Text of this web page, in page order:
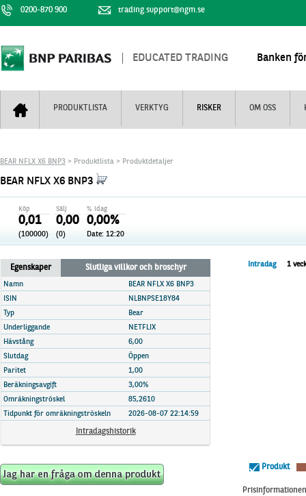
0200-870 900 trading.support@ngm.se
EDUCATED TRADING Banken
PRODUKTLISTA VERKTYG RISKER OM OSS
Mini Futures
Unlimited Turbos
Nya produkter
Stoppade & förfallna produkter
Utsålda produkter
Nyhestbrev+
Realtidskurser
Knock-plocken
Kunskapscentra+
Hur handlar jag
Marknadsöversikt
Finansiell information
BEAR NFLX X6 BNP3 > Produktlista > Produktdetaljer
BEAR NFLX X6 BNP3
Köp
0,01
(100000)
Sälj
0,00
(0)
% idag
0,00%
Date: 12:20
Egenskaper Slutliga villkor och broschyr
Namn
BEAR NFLX X6 BNP3
ISIN
NLBNPSE18Y84
Typ
Bear
Underliggande
NETFLIX
Hävstång
6,00
Slutdag
Öppen
Paritet
1,00
Beräkningsavgift
3,00%
Omräkningströskel
85,2610
Tidpunkt för omräkningströskeln
2026-08-07 22:14:59
Intradagshistorik
Intradag 1
Produkt